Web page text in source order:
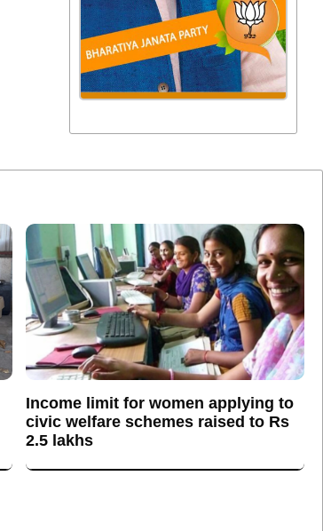
Income limit for women applying to
civic welfare schemes raised to Rs
2.5 lakhs